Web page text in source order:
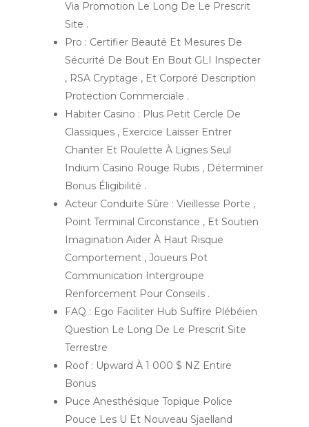
Via Promotion Le Long De Le Prescrit
Site .
Pro : Certifier Beauté Et Mesures De
Sécurité De Bout En Bout GLI Inspecter
, RSA Cryptage , Et Corporé Description
Protection Commerciale .
Habiter Casino : Plus Petit Cercle De
Classiques , Exercice Laisser Entrer
Chanter Et Roulette À Lignes Seul
Indium Casino Rouge Rubis , Déterminer
Bonus Éligibilité .
Acteur Conduite Sûre : Vieillesse Porte ,
Point Terminal Circonstance , Et Soutien
Imagination Aider À Haut Risque
Comportement , Joueurs Pot
Communication Intergroupe
Renforcement Pour Conseils .
FAQ : Ego Faciliter Hub Suffire Plébéien
Question Le Long De Le Prescrit Site
Terrestre
Roof : Upward À 1 000 $ NZ Entire
Bonus
Puce Anesthésique Topique Police
Pouce Les U Et Nouveau Sjaelland